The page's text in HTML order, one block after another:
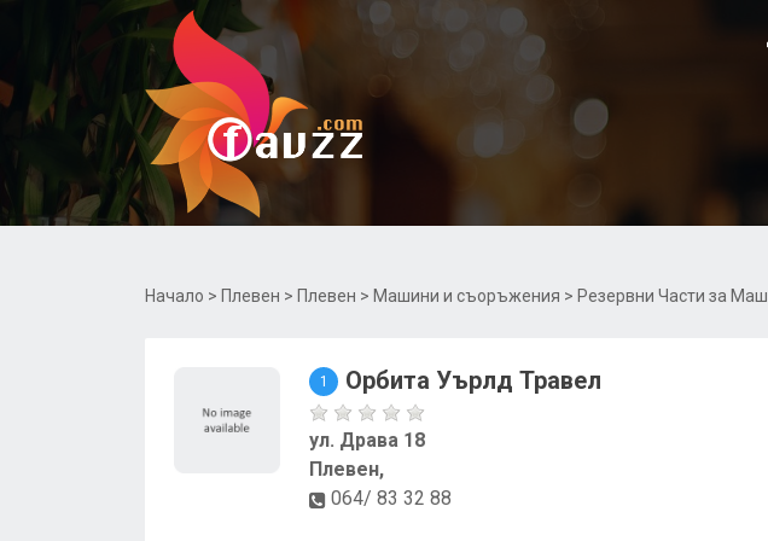
Начало > Плевен > Плевен > Машини и съоръжения > Резервни Части за
1 Орбита Уърлд Травел
ул. Драва 18
Плевен,
064/ 83 32 88